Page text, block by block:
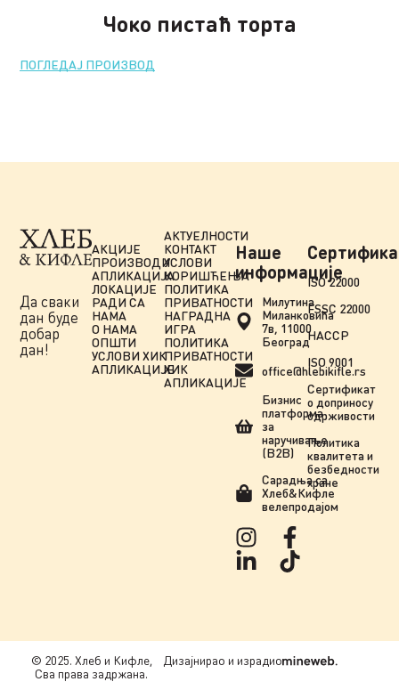
Чоко пистаћ торта
ПОГЛЕДАЈ ПРОИЗВОД
Да сваки
дан буде
добар
дан!
АКЦИЈЕ
ПРОИЗВОДИ
АПЛИКАЦИЈА
ЛОКАЦИЈЕ
РАДИ СА
НАМА
О НАМА
ОПШТИ
УСЛОВИ ХИК
АПЛИКАЦИЈЕ
АКТУЕЛНОСТИ
КОНТАКТ
УСЛОВИ
КОРИШЋЕЊА
ПОЛИТИКА
ПРИВАТНОСТИ
НАГРАДНА
ИГРА
ПОЛИТИКА
ПРИВАТНОСТИ
ХИК
АПЛИКАЦИЈЕ
ISO 22000
FSSC 22000
HACCP
ISO 9001
Сертификат
о доприносу
одрживости
Политика
квалитета и
безбедности
хране
Наше
информације
Милутина
Миланковића
7в, 11000
Београд
office@hlebikifle.rs
Бизнис
платформа
за
наручивање
(B2B)
Сарадња сa
Хлеб&Кифле
велепродајом
© 2025. Хлеб и Кифле,
Сва права задржана.
Дизајнирао и израдио